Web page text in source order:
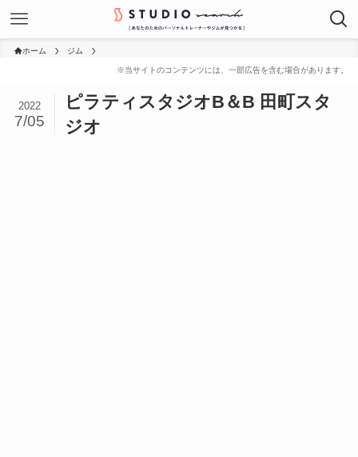
ホーム ジム
ピラティスタジオB＆B 田町スタ
ジオ
2022
7/05